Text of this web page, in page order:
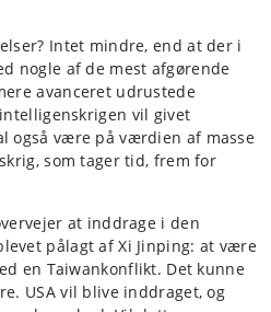
Intet mindre, end at der i
nogle af de mest afgørende
avanceret udrustede
vil givet
også være på værdien af masse
som tager tid, frem for
at inddrage i den
pålagt af Xi Jinping: at være
en Taiwankonflikt. Det kunne
USA vil blive inddraget, og